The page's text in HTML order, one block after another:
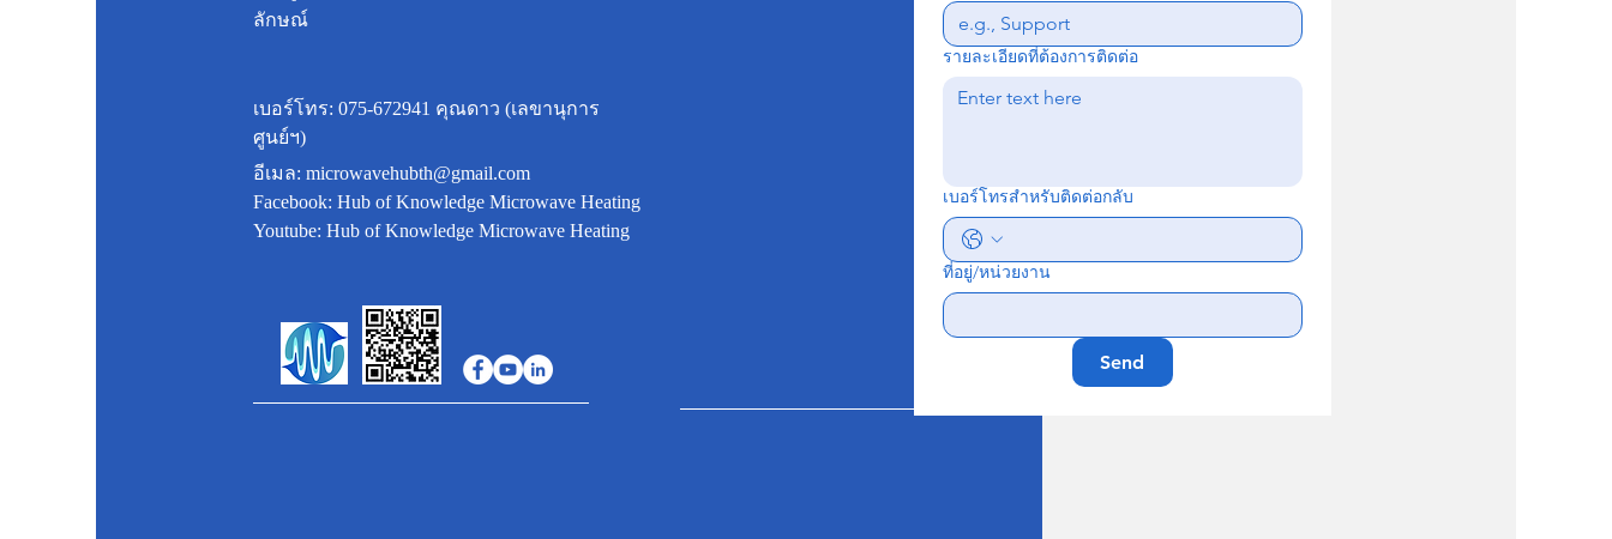
ลักษณ์
เบอร์โทร: 075-672941 คุณดาว (เลขานุการ
ศูนย์ฯ)
อีเมล: microwavehubth@gmail.com
Facebook: Hub of Knowledge Microwave Heating
Youtube: Hub of Knowledge Microwave Heating
รายละเอียดที่ต้องการติดต่อ
เบอร์โทรสำหรับติดต่อกลับ
ที่อยู่/หน่วยงาน
Send